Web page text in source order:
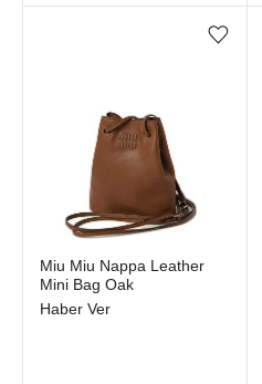
Favorilere ekle/çıkar
Stokta yok
Miu Miu Nappa Leather
Mini Bag Oak
Haber Ver